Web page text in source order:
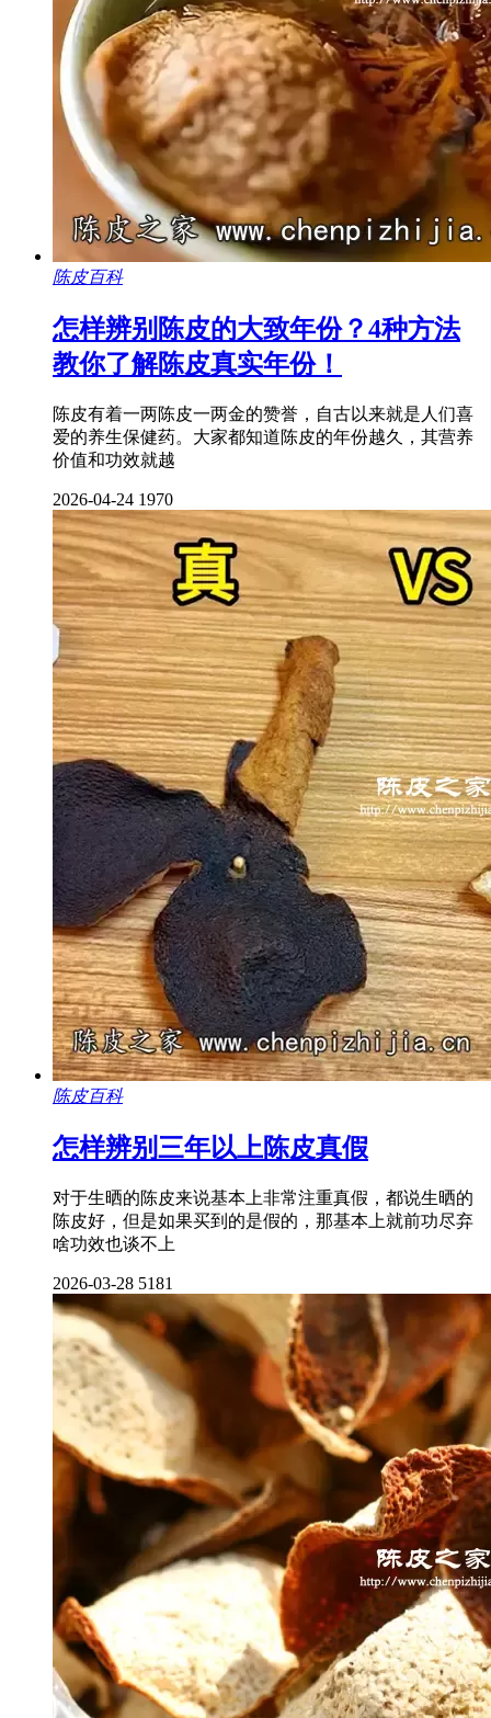
陈皮百科
怎样辨别陈皮的大致年份？4种方法
教你了解陈皮真实年份！
陈皮有着一两陈皮一两金的赞誉，自古以来就是人们喜
爱的养生保健药。大家都知道陈皮的年份越久，其营养
价值和功效就越
2026-04-24 1970
陈皮百科
怎样辨别三年以上陈皮真假
对于生晒的陈皮来说基本上非常注重真假，都说生晒的
陈皮好，但是如果买到的是假的，那基本上就前功尽弃
啥功效也谈不上
2026-03-28 5181